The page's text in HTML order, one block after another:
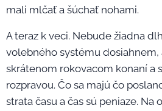
mali mlčať a šúchať nohami.
A teraz k veci. Nebude žiadna
volebného systému dosiahnem,
skrátenom rokovacom konaní a
rozpravou. Čo sa majú čo
strata času a čas sú peniaze. Na